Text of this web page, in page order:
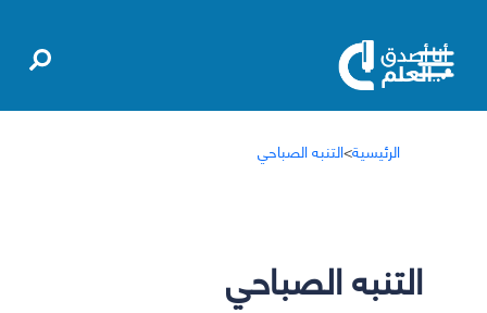
الرئيسية>التنبه الصباحي
التنبه الصباحي